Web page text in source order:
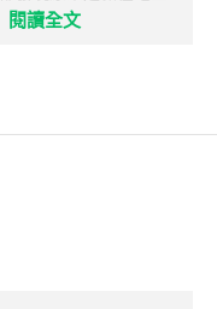
閱讀全文